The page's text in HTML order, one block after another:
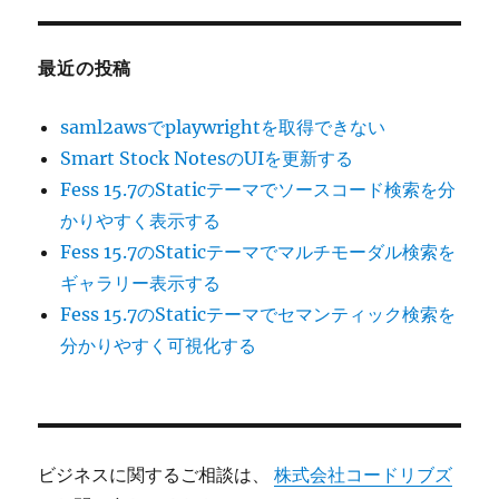
最近の投稿
saml2awsでplaywrightを取得できない
Smart Stock NotesのUIを更新する
Fess 15.7のStaticテーマでソースコード検索を分
かりやすく表示する
Fess 15.7のStaticテーマでマルチモーダル検索を
ギャラリー表示する
Fess 15.7のStaticテーマでセマンティック検索を
分かりやすく可視化する
ビジネスに関するご相談は、株式会社コードリブズ